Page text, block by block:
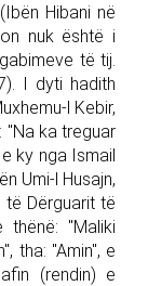
Hibani në
nuk është i
të tij.
I dyti hadith
l Kebir,
"Na ka treguar
e ky nga Ismail
Umi-l Husajn,
Dërguarit të
"Maliki
tha: "Amin", e
(rendin) e